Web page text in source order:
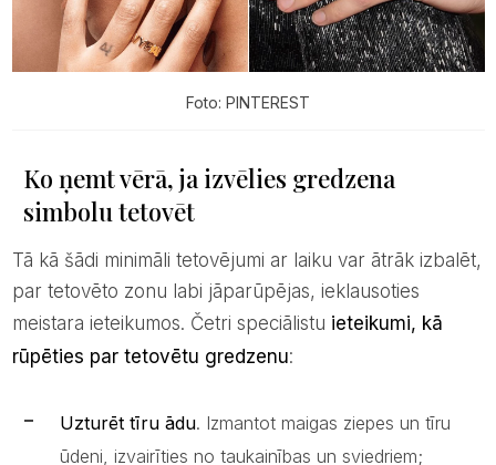
Foto: PINTEREST
Ko ņemt vērā, ja izvēlies gredzena
simbolu tetovēt
Tā kā šādi minimāli tetovējumi ar laiku var ātrāk izbalēt,
par tetovēto zonu labi jāparūpējas, ieklausoties
meistara ieteikumos. Četri speciālistu ieteikumi, kā
rūpēties par tetovētu gredzenu:
Uzturēt tīru ādu. Izmantot maigas ziepes un tīru
ūdeni, izvairīties no taukainības un sviedriem;